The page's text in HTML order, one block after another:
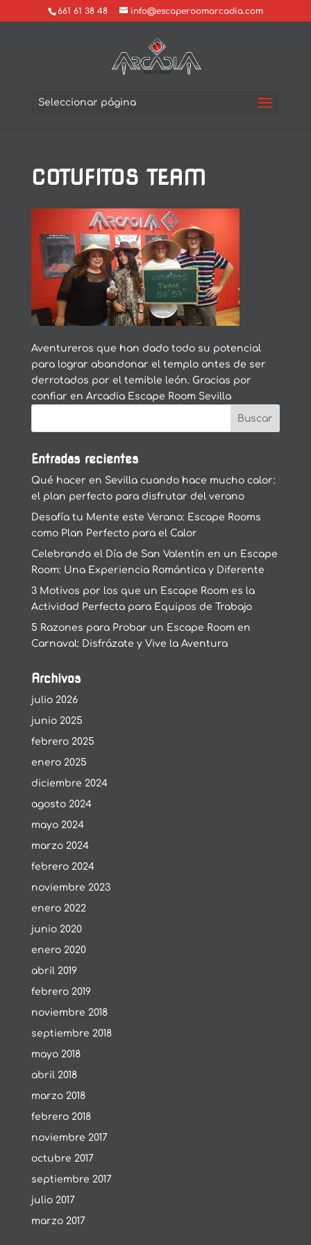
661 61 38 48 info@escaperoomarcadia.com
Seleccionar página
COTUFITOS TEAM
Aventureros que han dado todo su potencial
para lograr abandonar el templo antes de ser
derrotados por el temible león. Gracias por
confiar en Arcadia Escape Room Sevilla
Entradas recientes
Qué hacer en Sevilla cuando hace mucho calor:
el plan perfecto para disfrutar del verano
Desafía tu Mente este Verano: Escape Rooms
como Plan Perfecto para el Calor
Celebrando el Día de San Valentín en un Escape
Room: Una Experiencia Romántica y Diferente
3 Motivos por los que un Escape Room es la
Actividad Perfecta para Equipos de Trabajo
5 Razones para Probar un Escape Room en
Carnaval: Disfrázate y Vive la Aventura
Archivos
julio 2026
junio 2025
febrero 2025
enero 2025
diciembre 2024
agosto 2024
mayo 2024
marzo 2024
febrero 2024
noviembre 2023
enero 2022
junio 2020
enero 2020
abril 2019
febrero 2019
noviembre 2018
septiembre 2018
mayo 2018
abril 2018
marzo 2018
febrero 2018
noviembre 2017
octubre 2017
septiembre 2017
julio 2017
marzo 2017